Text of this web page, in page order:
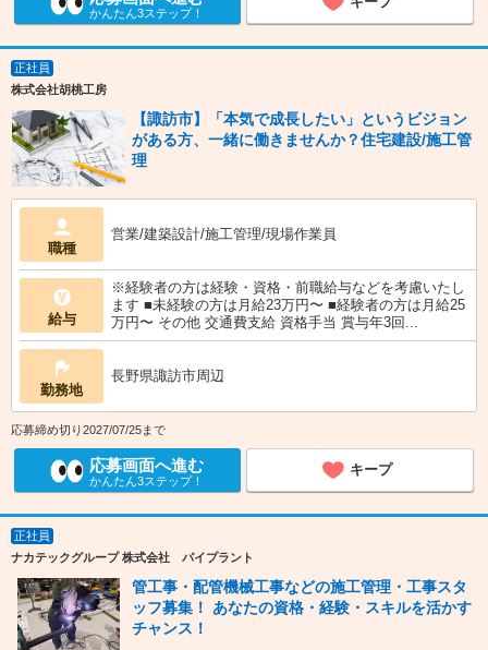
かんたん3ステップ！
正社員
株式会社胡桃工房
【諏訪市】「本気で成長したい」というビジョン
がある方、一緒に働きませんか？住宅建設/施工管
理
職種
営業/建築設計/施工管理/現場作業員
給与
※経験者の方は経験・資格・前職給与などを考慮いたし
ます ■未経験の方は月給23万円〜 ■経験者の方は月給25
万円〜 その他 交通費支給 資格手当 賞与年3回...
勤務地
長野県諏訪市周辺
応募締め切り2027/07/25まで
応募画面へ進む
かんたん3ステップ！
キープ
正社員
ナカテックグループ 株式会社 パイプラント
管工事・配管機械工事などの施工管理・工事スタ
ッフ募集！ あなたの資格・経験・スキルを活かす
チャンス！